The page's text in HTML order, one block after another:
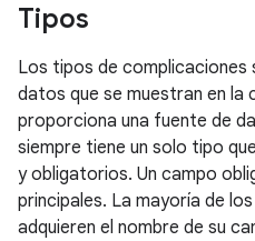
Tipos
Los tipos de complicaciones
datos que se muestran en la
proporciona una fuente de
siempre tiene un solo tipo
y obligatorios. Un campo
principales. La mayoría de
adquieren el nombre de su